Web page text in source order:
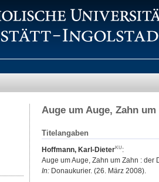
Auge um Auge, Zahn
Titelangaben
Hoffmann, Karl-Dieter
:
Auge um Auge, Zahn um Zahn : der
In: Donaukurier. (26. März 2008).